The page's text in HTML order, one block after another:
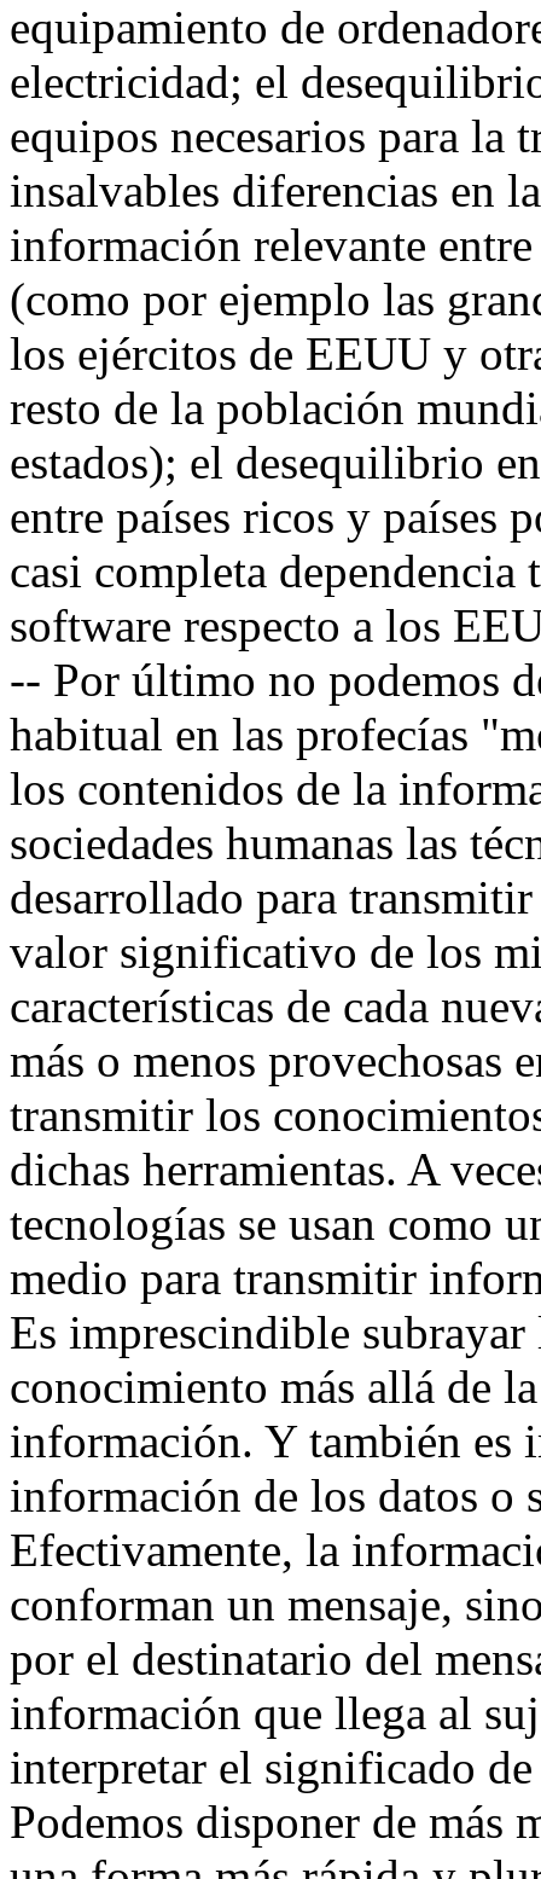
equipamiento de
electricidad; el
equipos necesarios para la
insalvables diferencias en
información relevante
(como por ejemplo las
los ejércitos de EEUU y
resto de la población
estados); el desequilibrio
entre países ricos y países
casi completa dependencia
software respecto a los
-- Por último no podemos
habitual en las profecías
los contenidos de la
sociedades humanas las
desarrollado para
valor significativo de los
características de cada
más o menos provechosas
transmitir los
dichas herramientas. A
tecnologías se usan como
medio para transmitir
Es imprescindible subrayar
conocimiento más allá de
información. Y también es
información de los datos o
Efectivamente, la
conforman un mensaje,
por el destinatario del
información que llega al
interpretar el significado
Podemos disponer de más